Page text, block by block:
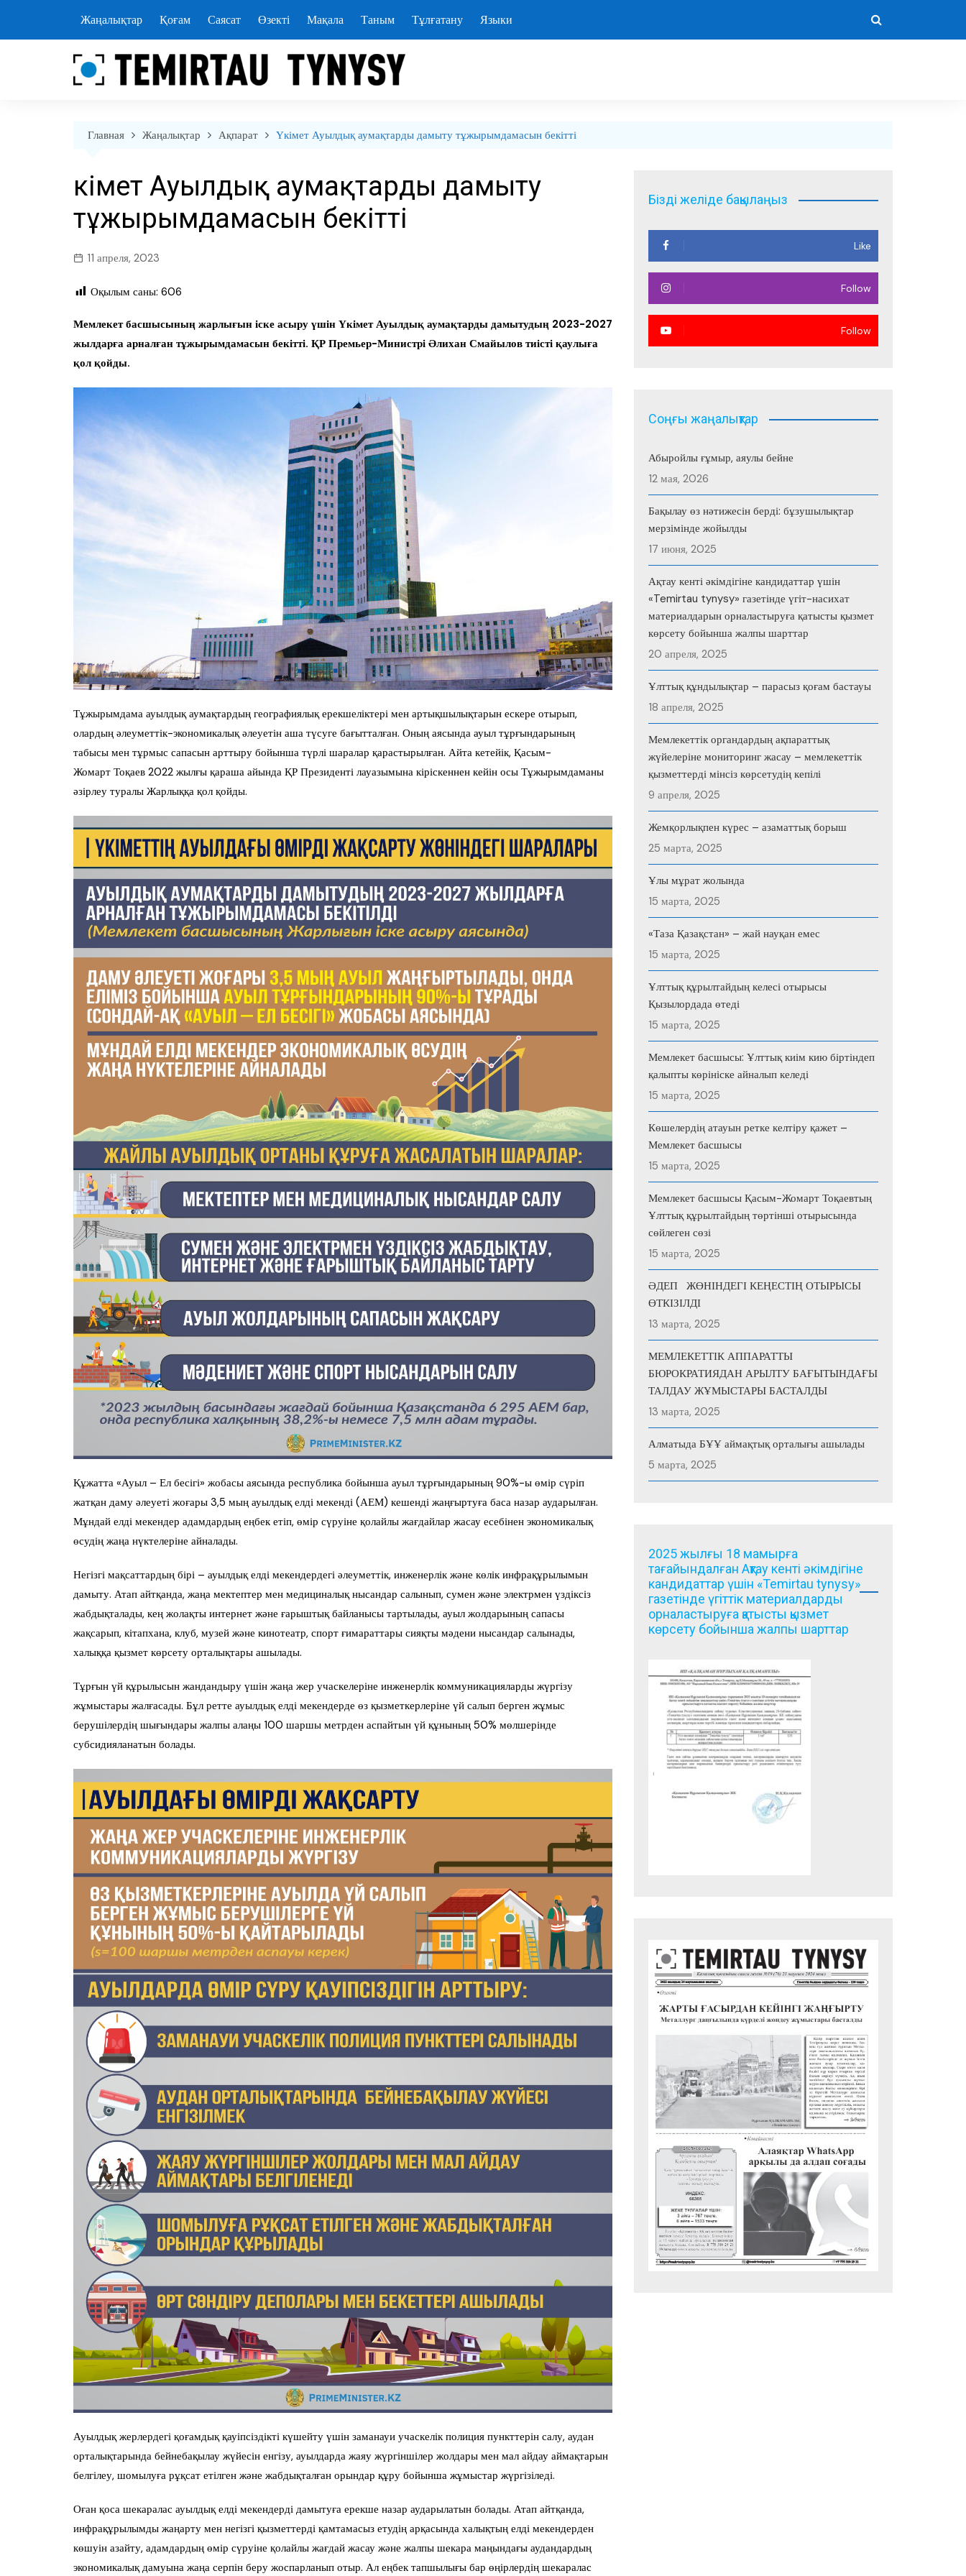
содержанию
Жаңалықтар Қоғам Саясат Өзекті Мақала Таным Тұлғатану Языки
Главная Жаңалықтар Ақпарат Үкімет Ауылдық аумақтарды дамыту тұжырымдамасын бекітті
Үкімет Ауылдық аумақтарды дамыту
тұжырымдамасын бекітті
11 апреля, 2023
Оқылым саны: 606
Мемлекет басшысының жарлығын іске асыру үшін Үкімет Ауылдық аумақтарды дамытудың 2023-2027
жылдарға арналған тұжырымдамасын бекітті. ҚР Премьер-Министрі Әлихан Смайылов тиісті қаулыға
қол қойды.
Тұжырымдама ауылдық аумақтардың географиялық ерекшеліктері мен артықшылықтарын ескере отырып,
олардың әлеуметтік-экономикалық әлеуетін аша түсуге бағытталған. Оның аясында ауыл тұрғындарының
табысы мен тұрмыс сапасын арттыру бойынша түрлі шаралар қарастырылған. Айта кетейік, Қасым-
Жомарт Тоқаев 2022 жылғы қараша айында ҚР Президенті лауазымына кіріскеннен кейін осы Тұжырымдаманы
әзірлеу туралы Жарлыққа қол қойды.
Құжатта «Ауыл – Ел бесігі» жобасы аясында республика бойынша ауыл тұрғындарының 90%-ы өмір сүріп
жатқан даму әлеуеті жоғары 3,5 мың ауылдық елді мекенді (АЕМ) кешенді жаңғыртуға баса назар аударылған.
Мұндай елді мекендер адамдардың еңбек етіп, өмір сүруіне қолайлы жағдайлар жасау есебінен экономикалық
өсудің жаңа нүктелеріне айналады.
Негізгі мақсаттардың бірі – ауылдық елді мекендердегі әлеуметтік, инженерлік және көлік инфрақұрылымын
дамыту. Атап айтқанда, жаңа мектептер мен медициналық нысандар салынып, сумен және электрмен үздіксіз
жабдықталады, кең жолақты интернет және ғарыштық байланысы тартылады, ауыл жолдарының сапасы
жақсарып, кітапхана, клуб, музей және кинотеатр, спорт ғимараттары сияқты мәдени нысандар салынады,
халыққа қызмет көрсету орталықтары ашылады.
Тұрғын үй құрылысын жандандыру үшін жаңа жер учаскелеріне инженерлік коммуникацияларды жүргізу
жұмыстары жалғасады. Бұл ретте ауылдық елді мекендерде өз қызметкерлеріне үй салып берген жұмыс
берушілердің шығындары жалпы алаңы 100 шаршы метрден аспайтын үй құнының 50% мөлшерінде
субсидияланатын болады.
Ауылдық жерлердегі қоғамдық қауіпсіздікті күшейту үшін заманауи учаскелік полиция пункттерін салу, аудан
орталықтарында бейнебақылау жүйесін енгізу, ауылдарда жаяу жүргіншілер жолдары мен мал айдау аймақтарын
белгілеу, шомылуға рұқсат етілген және жабдықталған орындар құру бойынша жұмыстар жүргізіледі.
Оған қоса шекаралас ауылдық елді мекендерді дамытуға ерекше назар аударылатын болады. Атап айтқанда,
инфрақұрылымды жаңарту мен негізгі қызметтерді қамтамасыз етудің арқасында халықтың елді мекендерден
көшуін азайту, адамдардың өмір сүруіне қолайлы жағдай жасау және жалпы шекара маңындағы аудандардың
экономикалық дамуына жаңа серпін беру жоспарланып отыр. Ал еңбек тапшылығы бар өңірлердің шекаралас
Бізді желіде бақылаңыз
Like
Follow
Follow
Соңғы жаңалықтар
Абыройлы ғұмыр, аяулы бейне
12 мая, 2026
Бақылау өз нәтижесін берді: бұзушылықтар
мерзімінде жойылды
17 июня, 2025
Ақтау кенті әкімдігіне кандидаттар үшін
«Temirtau tynysy» газетінде үгіт-насихат
материалдарын орналастыруға қатысты қызмет
көрсету бойынша жалпы шарттар
20 апреля, 2025
Ұлттық құндылықтар – парасыз қоғам бастауы
18 апреля, 2025
Мемлекеттік органдардың ақпараттық
жүйелеріне мониторинг жасау – мемлекеттік
қызметтерді мінсіз көрсетудің кепілі
9 апреля, 2025
Жемқорлықпен күрес – азаматтық борыш
25 марта, 2025
Ұлы мұрат жолында
15 марта, 2025
«Таза Қазақстан» – жай науқан емес
15 марта, 2025
Ұлттық құрылтайдың келесі отырысы
Қызылордада өтеді
15 марта, 2025
Мемлекет басшысы: Ұлттық киім кию біртіндеп
қалыпты көрініске айналып келеді
15 марта, 2025
Көшелердің атауын ретке келтіру қажет –
Мемлекет басшысы
15 марта, 2025
Мемлекет басшысы Қасым-Жомарт Тоқаевтың
Ұлттық құрылтайдың төртінші отырысында
сөйлеген сөзі
15 марта, 2025
ӘДЕП ЖӨНІНДЕГІ КЕҢЕСТІҢ ОТЫРЫСЫ
ӨТКІЗІЛДІ
13 марта, 2025
МЕМЛЕКЕТТІК АППАРАТТЫ
БЮРОКРАТИЯДАН АРЫЛТУ БАҒЫТЫНДАҒЫ
ТАЛДАУ ЖҰМЫСТАРЫ БАСТАЛДЫ
13 марта, 2025
Алматыда БҰҰ аймақтық орталығы ашылады
5 марта, 2025
2025 жылғы 18 мамырға
тағайындалған Ақтау кенті әкімдігіне
кандидаттар үшін «Temirtau tynysy»
газетінде үгіттік материалдарды
орналастыруға қатысты қызмет
көрсету бойынша жалпы шарттар